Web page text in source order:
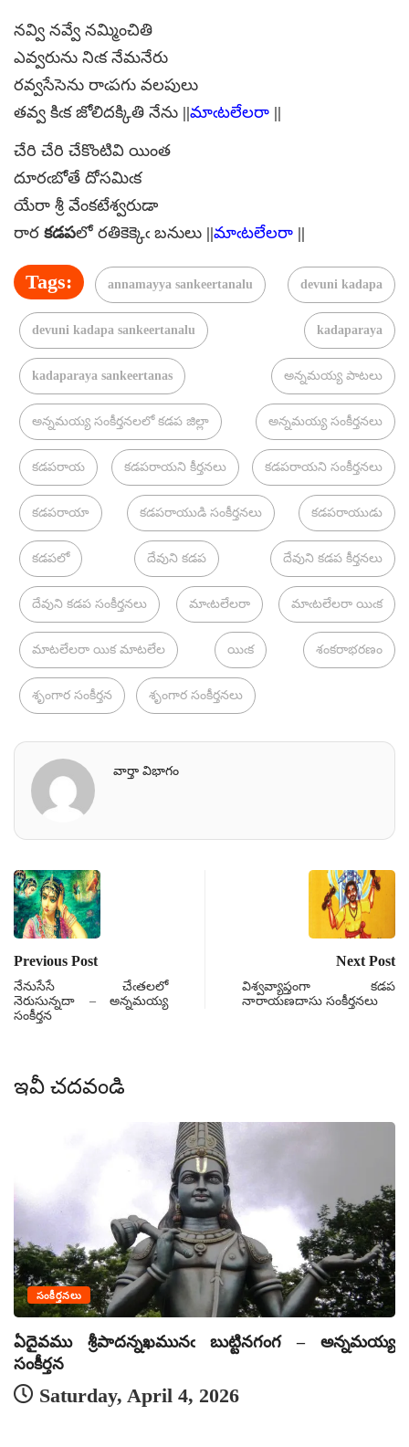
నవ్వి నవ్వే నమ్మించితి
ఎవ్వరును నిఁక నేమనేరు
రవ్వసేసెను రాఁపగు వలపులు
తవ్వ కిఁక జోలిదక్కితి నేను ||మాఁటలేలరా ||
చేరి చేరి చేకొంటివి యింత
దూరఁబోతే దోసమిఁక
యేరా శ్రీ వేంకటేశ్వరుడా
రార కడపలో రతికెక్కెఁ బనులు ||మాఁటలేలరా ||
Tags: annamayya sankeertanalu devuni kadapa
devuni kadapa sankeertanalu kadaparaya
kadaparaya sankeertanas అన్నమయ్య పాటలు
అన్నమయ్య సంకీర్తనలలో కడప జిల్లా అన్నమయ్య సంకీర్తనలు
కడపరాయ కడపరాయని కీర్తనలు కడపరాయని సంకీర్తనలు
కడపరాయా కడపరాయుడి సంకీర్తనలు కడపరాయుడు
కడపలో దేవుని కడప దేవుని కడప కీర్తనలు
దేవుని కడప సంకీర్తనలు మాఁటలేలరా మాఁటలేలరా యిఁక
మాటలేలరా యిక మాటలేల యిఁక శంకరాభరణం
శృంగార సంకీర్తన శృంగార సంకీర్తనలు
వార్తా విభాగం
Previous Post
నేనుసేసే చేఁతలలో
నెరుసున్నదా – అన్నమయ్య
సంకీర్తన
Next Post
విశ్వవ్యాప్తంగా కడప
నారాయణదాసు సంకీర్తనలు
ఇవీ చదవండి
సంకీర్తనలు
ఏదైవము శ్రీపాదన్నఖమునఁ బుట్టినగంగ – అన్నమయ్య
సంకీర్తన
Saturday, April 4, 2026